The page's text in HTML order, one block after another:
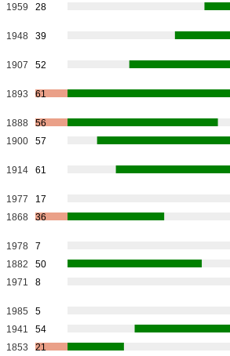
1959 28
1948 39
1907 52
1893 61
1888
56
1900 57
1914 61
1977
17
1868 36
1978
7
1882
50
1971 8
1985
5
1941
54
1853
21